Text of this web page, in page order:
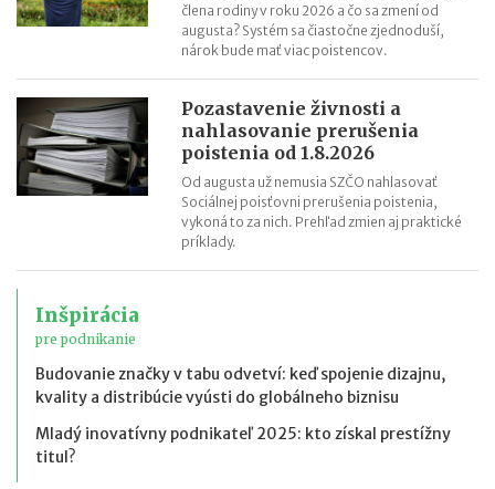
člena rodiny v roku 2026 a čo sa zmení od
augusta? Systém sa čiastočne zjednoduší,
nárok bude mať viac poistencov.
Pozastavenie živnosti a
nahlasovanie prerušenia
poistenia od 1.8.2026
Od augusta už nemusia SZČO nahlasovať
Sociálnej poisťovni prerušenia poistenia,
vykoná to za nich. Prehľad zmien aj praktické
príklady.
Inšpirácia
pre podnikanie
Budovanie značky v tabu odvetví: keď spojenie dizajnu,
kvality a distribúcie vyústi do globálneho biznisu
Mladý inovatívny podnikateľ 2025: kto získal prestížny
titul?